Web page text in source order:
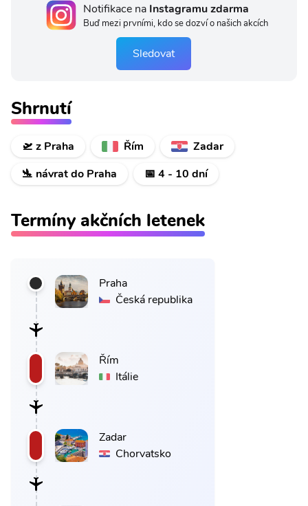
Notifikace na Instagramu zdarma
Buď mezi prvními, kdo se dozví o našich akcích
Sledovat
Shrnutí
🛫 z Praha Řím
Zadar
🛬 návrat do Praha
📅 4 - 10 dní
Termíny akčních letenek
Praha
Česká republika
Řím
Itálie
Zadar
Chorvatsko